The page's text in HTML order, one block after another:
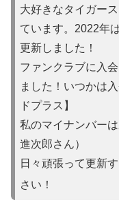
大好きなタイガー
ています。2022年
更新しました！
ファンクラブに入
ました！いつかは
ドプラス】
私のマイナンバー
進次郎さん）
日々頑張って更新
さい！